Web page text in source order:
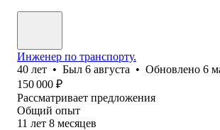
Инженер по транспорту.
40 лет • Был 6 августа • Обновлено 6
150 000 ₽
Рассматривает предложения
Общий опыт
11 лет 8 месяцев